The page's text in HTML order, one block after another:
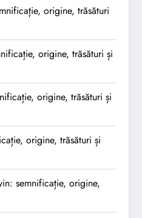
origine, trăsături
origine, trăsături și
origine, trăsături și
origine, trăsături și
semnificație, origine,